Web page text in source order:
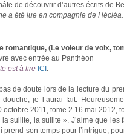
de découvrir d’autres écrits de
a été lue en compagnie de Hécléa.
romantique, (Le voleur de voix,
avec entrée au Panthéon
est à lire ICI .
de doute lors de la lecture du
je l’aurai fait.
octobre 2011, tome 2 16 mai 2012,
suiiite, la suiiite ». J’aime que
prend son temps pour l’intrigue,